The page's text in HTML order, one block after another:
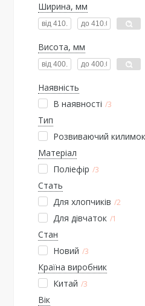
Ширина, мм
Висота, мм
Наявність
В наявності 3
Тип
Розвиваючий килимок
Матеріал
Поліефір 3
Стать
Для хлопчиків 2
Для дівчаток 1
Стан
Новий 3
Країна виробник
Китай 3
Вік